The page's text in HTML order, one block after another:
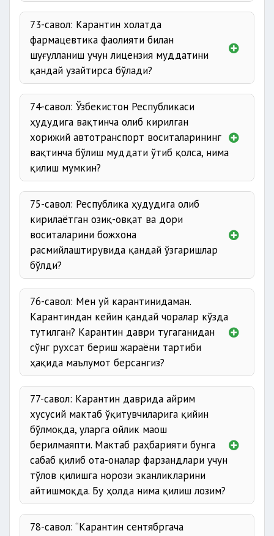
73-савол: Карантин холатда
фармацевтика фаолияти билан
шуғулланиш учун лицензия муддатини
қандай узайтирса бўлади?
74-савол: Ўзбекистон Республикаси
ҳудудига вақтинча олиб кирилган
хорижий автотранспорт воситаларининг
вақтинча бўлиш муддати ўтиб қолса, нима
қилиш мумкин?
75-савол: Республика ҳудудига олиб
кирилаётган озиқ-овқат ва дори
воситаларини божхона
расмийлаштирувида қандай ўзгаришлар
бўлди?
76-савол: Мен уй карантинидаман.
Карантиндан кейин қандай чоралар кўзда
тутилган? Карантин даври тугаганидан
сўнг рухсат бериш жараёни тартиби
ҳақида маълумот берсангиз?
77-савол: Карантин даврида айрим
хусусий мактаб ўқитувчиларига қийин
бўлмоқда, уларга ойлик маош
берилмаяпти. Мактаб раҳбарияти бунга
сабаб қилиб ота-оналар фарзандлари учун
тўлов қилишга норози эканликларини
айтишмоқда. Бу ҳолда нима қилиш лозим?
78-савол: “Карантин сентябргача